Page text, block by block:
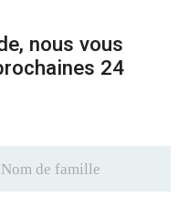
nous vous
24